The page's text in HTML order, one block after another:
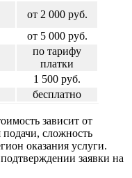
от 2 000 руб.
от 5 000 руб.
по тарифу
платки
1 500 руб.
бесплатно
зависит от
сложность
оказания услуги.
заявки на